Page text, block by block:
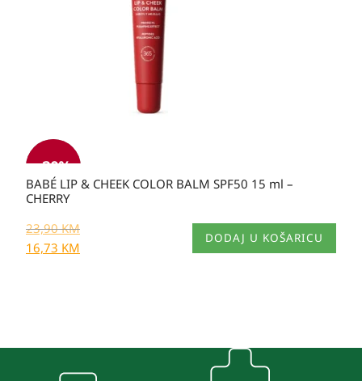
-30%
BABÉ LIP & CHEEK COLOR BALM SPF50 15 ml –
CHERRY
23,90KM
16,73 KM
DODAJ U KOŠARICU